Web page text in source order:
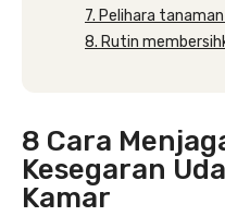
7. Pelihara
8. Rutin
8 Cara
Kesegaran
Kamar